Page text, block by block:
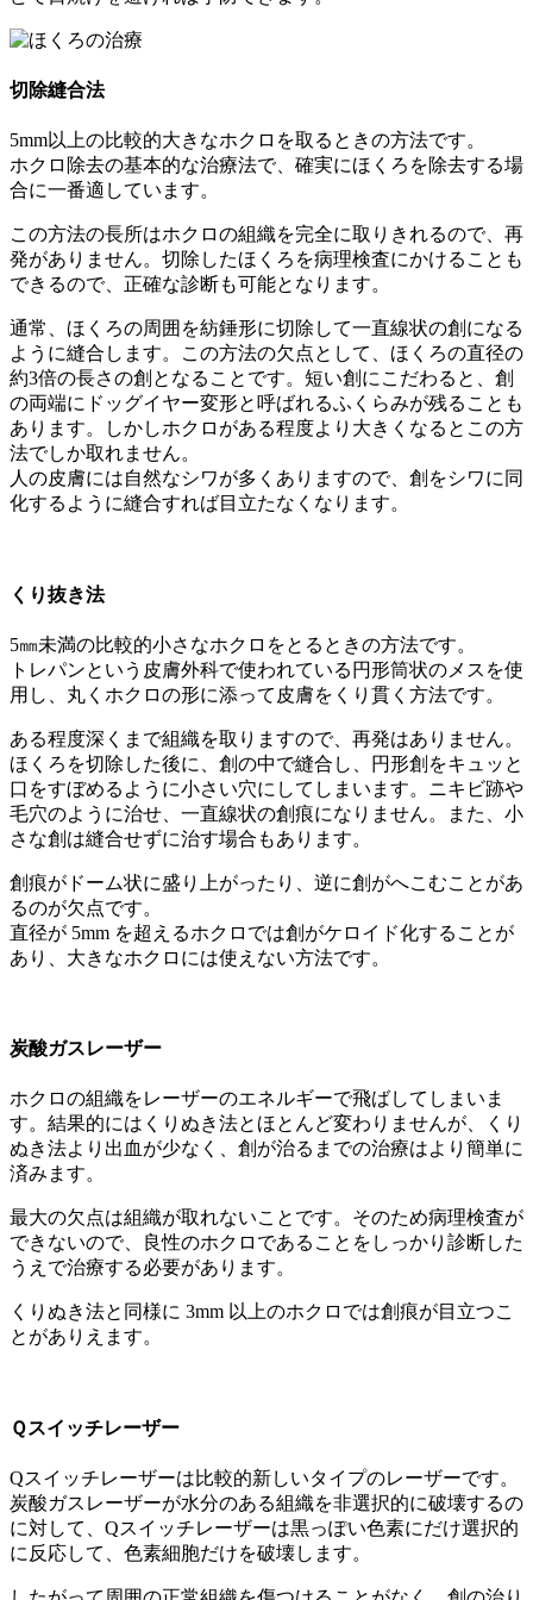
切除縫合法
5mm以上の比較的大きなホクロを取るときの方法です。
ホクロ除去の基本的な治療法で、確実にほくろを除去する場
合に一番適しています。
この方法の長所はホクロの組織を完全に取りきれるので、再
発がありません。切除したほくろを病理検査にかけることも
できるので、正確な診断も可能となります。
通常、ほくろの周囲を紡錘形に切除して一直線状の創になる
ように縫合します。この方法の欠点として、ほくろの直径の
約3倍の長さの創となることです。短い創にこだわると、創
の両端にドッグイヤー変形と呼ばれるふくらみが残ることも
あります。しかしホクロがある程度より大きくなるとこの方
法でしか取れません。
人の皮膚には自然なシワが多くありますので、創をシワに同
化するように縫合すれば目立たなくなります。
くり抜き法
5㎜未満の比較的小さなホクロをとるときの方法です。
トレパンという皮膚外科で使われている円形筒状のメスを使
用し、丸くホクロの形に添って皮膚をくり貫く方法です。
ある程度深くまで組織を取りますので、再発はありません。
ほくろを切除した後に、創の中で縫合し、円形創をキュッと
口をすぼめるように小さい穴にしてしまいます。ニキビ跡や
毛穴のように治せ、一直線状の創痕になりません。また、小
さな創は縫合せずに治す場合もあります。
創痕がドーム状に盛り上がったり、逆に創がへこむことがあ
るのが欠点です。
直径が 5mm を超えるホクロでは創がケロイド化することが
あり、大きなホクロには使えない方法です。
炭酸ガスレーザー
ホクロの組織をレーザーのエネルギーで飛ばしてしまいま
す。結果的にはくりぬき法とほとんど変わりませんが、くり
ぬき法より出血が少なく、創が治るまでの治療はより簡単に
済みます。
最大の欠点は組織が取れないことです。そのため病理検査が
できないので、良性のホクロであることをしっかり診断した
うえで治療する必要があります。
くりぬき法と同様に 3mm 以上のホクロでは創痕が目立つこ
とがありえます。
Ｑスイッチレーザー
Qスイッチレーザーは比較的新しいタイプのレーザーです。
炭酸ガスレーザーが水分のある組織を非選択的に破壊するの
に対して、Qスイッチレーザーは黒っぽい色素にだけ選択的
に反応して、色素細胞だけを破壊します。